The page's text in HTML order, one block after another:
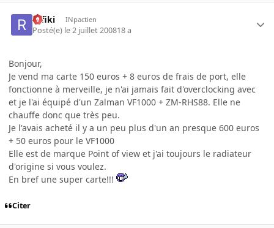
rafiki INpactien
Posté(e) le 2 juillet 200818 a
Bonjour,
Je vend ma carte 150 euros + 8 euros de frais de port, elle
fonctionne à merveille, je n'ai jamais fait d'overclocking avec
et je l'ai équipé d'un Zalman VF1000 + ZM-RHS88. Elle ne
chauffe donc que très peu.
Je l'avais acheté il y a un peu plus d'un an presque 600 euros
+ 50 euros pour le VF1000
Elle est de marque Point of view et j'ai toujours le radiateur
d'origine si vous voulez.
En bref une super carte!!!
Citer